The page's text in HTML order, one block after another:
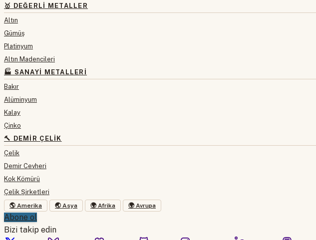
🥇 DEĞERLI METALLER
Altın
Gümüş
Platinyum
Altın Madencileri
🏭 SANAYI METALLERI
Bakır
Alüminyum
Kalay
Çinko
🔨 DEMIR ÇELIK
Çelik
Demir Cevheri
Kok Kömürü
Çelik Şirketleri
🌎 Amerika 🌏 Asya 🌍 Afrika 🌍 Avrupa
Abone ol
Bizi takip edin